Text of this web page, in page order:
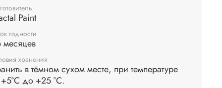
очистите поверхность от грязи и пыли.
нанесите сухую краску на влажную поверхность с
шейкера, либо нанесите порошок на сухую
после чего смочите водой.
Paint
годности
месяцев
хранения
в тёмном сухом месте, при температуре
+5°С до +25 °С.